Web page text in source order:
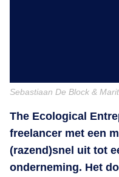
Sebastiaan De Block &
The Ecological
freelancer met een
(razend)snel uit tot
onderneming. Het